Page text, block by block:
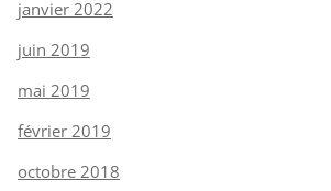
janvier 2022
juin 2019
mai 2019
février 2019
octobre 2018